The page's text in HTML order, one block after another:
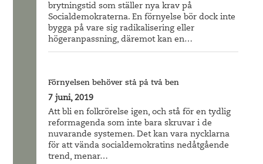
brytningstid som ställer nya krav på
Socialdemokraterna. En förnyelse bör dock inte
bygga på vare sig radikalisering eller
högeranpassning, däremot kan en…
Förnyelsen behöver stå på två ben
7 juni, 2019
Att bli en folkrörelse igen, och stå för en tydlig
reformagenda som inte bara skruvar i de
nuvarande systemen. Det kan vara nycklarna
för att vända socialdemokratins nedåtgående
trend, menar…